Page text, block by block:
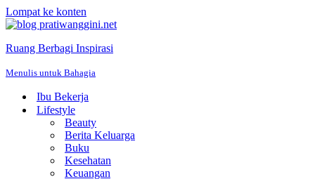
Lompat ke konten
Ruang Berbagi Inspirasi
Menulis untuk Bahagia
Ibu Bekerja
Lifestyle
Beauty
Berita Keluarga
Buku
Kesehatan
Keuangan